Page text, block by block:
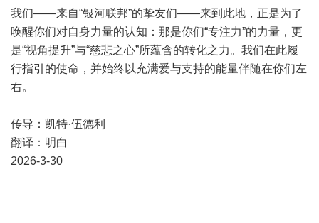
我们——来自“银河联邦”的挚友们——来到此地，正是为了
唤醒你们对自身力量的认知：那是你们“专注力”的力量，更
是“视角提升”与“慈悲之心”所蕴含的转化之力。我们在此履
行指引的使命，并始终以充满爱与支持的能量伴随在你们左
右。
传导：凯特·伍德利
翻译：明白
2026-3-30